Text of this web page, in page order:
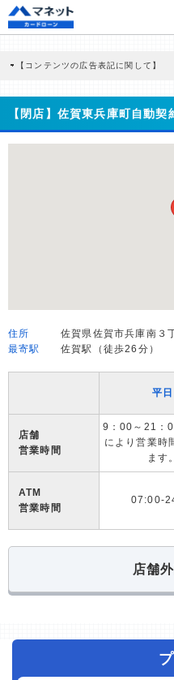
【コンテンツの広告表記に関して】
商品を根拠なくPRするものではなく、
どに基づき、公平性を担保した情報提
>提携企業一覧
【閉店】佐賀東兵庫町自動契
住所
佐賀県佐賀市兵庫南３
最寄駅
佐賀駅（徒歩26分）
平日
店舗
営業時間
9：00～21：
により営業時
ます。
ATM
営業時間
07:00-
店舗